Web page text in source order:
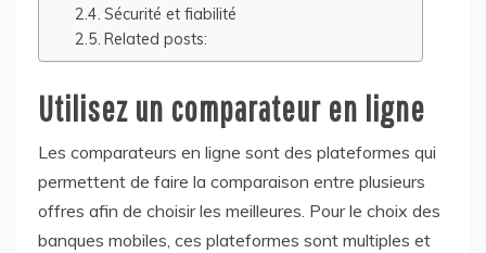
Sécurité et fiabilité
Related posts:
Utilisez un comparateur en ligne
Les comparateurs en ligne sont des plateformes qui
permettent de faire la comparaison entre plusieurs
offres afin de choisir les meilleures. Pour le choix des
banques mobiles, ces plateformes sont multiples et